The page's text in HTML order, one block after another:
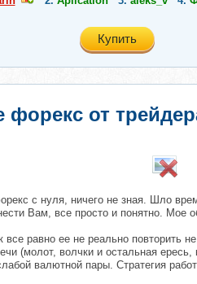
Купить
форекс от
с нуля, ничего не зная. Шло
Вам, все просто и понятно. Мое
все равно ее не реально
(молот, волчки и остальная
валютной пары. Стратегия